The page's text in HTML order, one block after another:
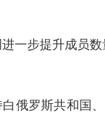
步提升成员数
罗斯共和国、